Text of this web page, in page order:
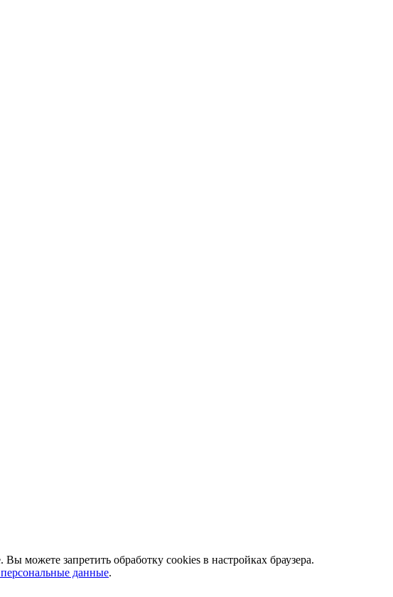
можете запретить обработку сookies в настройках браузера.
данные.